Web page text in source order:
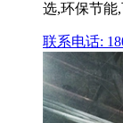
选,环保节能
联系电话: